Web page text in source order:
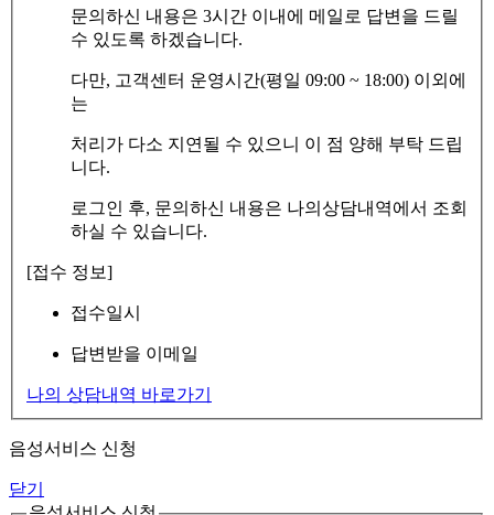
문의하신 내용은 3시간 이내에 메일로 답변을 드릴
수 있도록 하겠습니다.
다만, 고객센터 운영시간(평일 09:00 ~ 18:00) 이외에
는
처리가 다소 지연될 수 있으니 이 점 양해 부탁 드립
니다.
로그인 후, 문의하신 내용은 나의상담내역에서 조회
하실 수 있습니다.
[접수 정보]
접수일시
답변받을 이메일
나의 상담내역 바로가기
음성서비스 신청
닫기